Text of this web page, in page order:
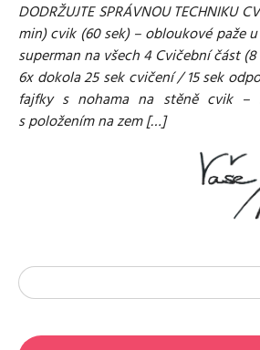
DODRŽUJTE SPRÁVNOU TECHNIKU
min) cvik (60 sek) – obloukové paže
superman na všech 4 Cvičební část
6x dokola 25 sek cvičení / 15 sek
fajfky s nohama na stěně cvik –
s položením na zem […]